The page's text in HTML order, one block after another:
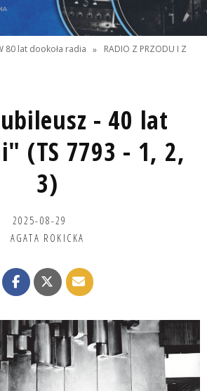
80 lat dookoła radia »
RADIO Z PRZODU I Z
- 40 lat
(TS 7793 - 1, 2,
3)
2025-08-29
AGATA ROKICKA